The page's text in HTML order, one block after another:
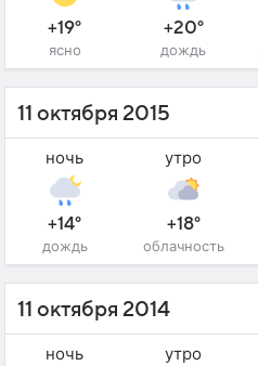
+19°
ясно
+20°
дождь
11 октября 2015
ночь
+14°
дождь
утро
+18°
облачность
11 октября 2014
ночь утро